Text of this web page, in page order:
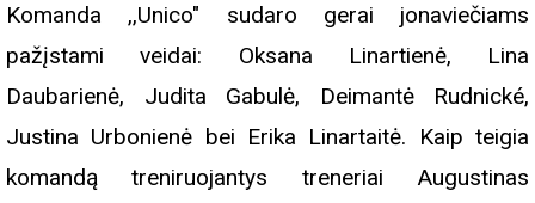
Komanda ,,Unico" sudaro gerai jonaviečiams
pažįstami veidai: Oksana Linartienė, Lina
Daubarienė, Judita Gabulė, Deimantė Rudnické,
Justina Urbonienė bei Erika Linartaitė. Kaip teigia
komandą treniruojantys treneriai Augustinas